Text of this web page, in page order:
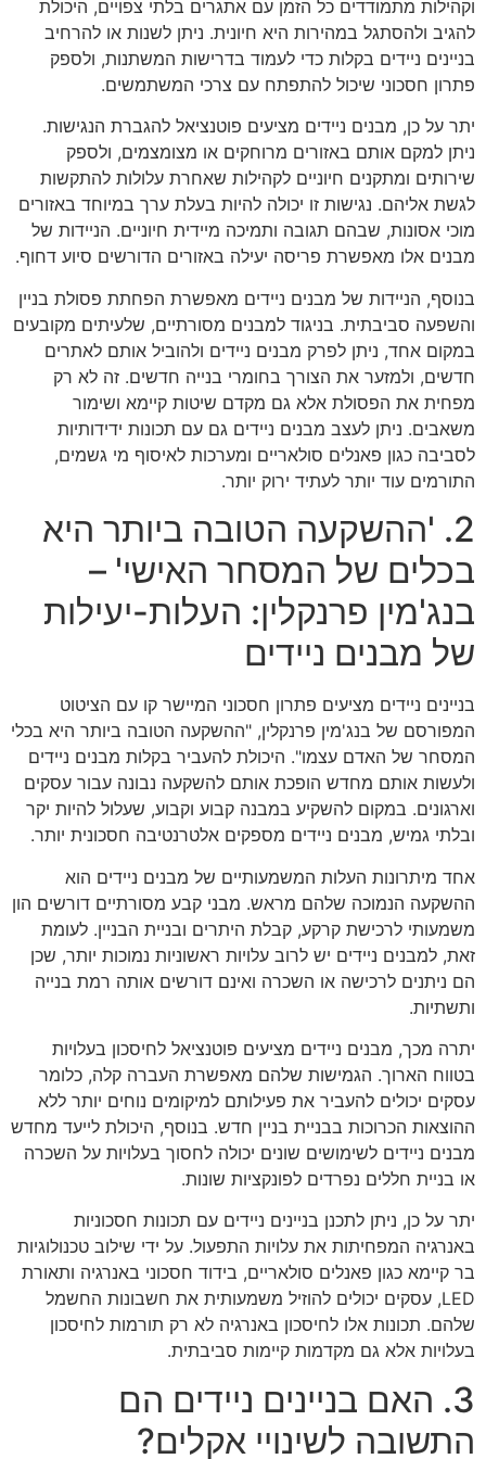
וקהילות מתמודדים כל הזמן עם אתגרים בלתי צפויים, היכולת
להגיב ולהסתגל במהירות היא חיונית. ניתן לשנות או להרחיב
בניינים ניידים בקלות כדי לעמוד בדרישות המשתנות, ולספק
פתרון חסכוני שיכול להתפתח עם צרכי המשתמשים.
יתר על כן, מבנים ניידים מציעים פוטנציאל להגברת הנגישות.
ניתן למקם אותם באזורים מרוחקים או מצומצמים, ולספק
שירותים ומתקנים חיוניים לקהילות שאחרת עלולות להתקשות
לגשת אליהם. נגישות זו יכולה להיות בעלת ערך במיוחד באזורים
מוכי אסונות, שבהם תגובה ותמיכה מיידית חיוניים. הניידות של
מבנים אלו מאפשרת פריסה יעילה באזורים הדורשים סיוע דחוף.
בנוסף, הניידות של מבנים ניידים מאפשרת הפחתת פסולת בניין
והשפעה סביבתית. בניגוד למבנים מסורתיים, שלעיתים מקובעים
במקום אחד, ניתן לפרק מבנים ניידים ולהוביל אותם לאתרים
חדשים, ולמזער את הצורך בחומרי בנייה חדשים. זה לא רק
מפחית את הפסולת אלא גם מקדם שיטות קיימא ושימור
משאבים. ניתן לעצב מבנים ניידים גם עם תכונות ידידותיות
לסביבה כגון פאנלים סולאריים ומערכות לאיסוף מי גשמים,
התורמים עוד יותר לעתיד ירוק יותר.
2. 'ההשקעה הטובה ביותר היא
בכלים של המסחר האישי' –
בנג'מין פרנקלין: העלות-יעילות
של מבנים ניידים
בניינים ניידים מציעים פתרון חסכוני המיישר קו עם הציטוט
המפורסם של בנג'מין פרנקלין, "ההשקעה הטובה ביותר היא בכלי
המסחר של האדם עצמו". היכולת להעביר בקלות מבנים ניידים
ולעשות אותם מחדש הופכת אותם להשקעה נבונה עבור עסקים
וארגונים. במקום להשקיע במבנה קבוע וקבוע, שעלול להיות יקר
ובלתי גמיש, מבנים ניידים מספקים אלטרנטיבה חסכונית יותר.
אחד מיתרונות העלות המשמעותיים של מבנים ניידים הוא
ההשקעה הנמוכה שלהם מראש. מבני קבע מסורתיים דורשים הון
משמעותי לרכישת קרקע, קבלת היתרים ובניית הבניין. לעומת
זאת, למבנים ניידים יש לרוב עלויות ראשוניות נמוכות יותר, שכן
הם ניתנים לרכישה או השכרה ואינם דורשים אותה רמת בנייה
ותשתיות.
יתרה מכך, מבנים ניידים מציעים פוטנציאל לחיסכון בעלויות
בטווח הארוך. הגמישות שלהם מאפשרת העברה קלה, כלומר
עסקים יכולים להעביר את פעילותם למיקומים נוחים יותר ללא
ההוצאות הכרוכות בבניית בניין חדש. בנוסף, היכולת לייעד מחדש
מבנים ניידים לשימושים שונים יכולה לחסוך בעלויות על השכרה
או בניית חללים נפרדים לפונקציות שונות.
יתר על כן, ניתן לתכנן בניינים ניידים עם תכונות חסכוניות
באנרגיה המפחיתות את עלויות התפעול. על ידי שילוב טכנולוגיות
בר קיימא כגון פאנלים סולאריים, בידוד חסכוני באנרגיה ותאורת
LED, עסקים יכולים להוזיל משמעותית את חשבונות החשמל
שלהם. תכונות אלו לחיסכון באנרגיה לא רק תורמות לחיסכון
בעלויות אלא גם מקדמות קיימות סביבתית.
3. האם בניינים ניידים הם
התשובה לשינויי אקלים?